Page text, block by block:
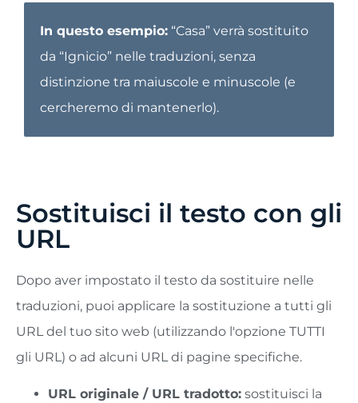
In questo esempio: “Casa” verrà sostituito
da “Ignicio” nelle traduzioni, senza
distinzione tra maiuscole e minuscole (e
cercheremo di mantenerlo).
Sostituisci il testo con gli
URL
Dopo aver impostato il testo da sostituire nelle
traduzioni, puoi applicare la sostituzione a tutti gli
URL del tuo sito web (utilizzando l'opzione TUTTI
gli URL) o ad alcuni URL di pagine specifiche.
URL originale / URL tradotto: sostituisci la